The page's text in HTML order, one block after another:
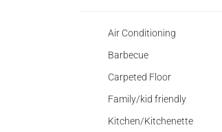
Air Conditioning
Barbecue
Carpeted Floor
Family/kid friendly
Kitchen/Kitchenette